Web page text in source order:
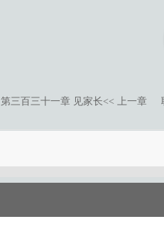
第三百三十一章 见家长<< 上一章